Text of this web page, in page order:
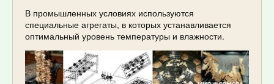
В промышленных условиях используются
специальные агрегаты, в которых устанавливается
оптимальный уровень температуры и влажности.